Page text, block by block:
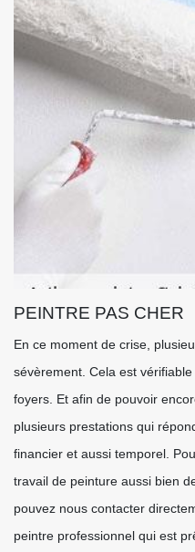
PEINTRE PAS CHER
En ce moment de crise,
sévèrement. Cela est
foyers. Et afin de pouvoir
plusieurs prestations qui
financier et aussi temporel.
travail de peinture aussi bien
pouvez nous contacter
peintre professionnel qui est